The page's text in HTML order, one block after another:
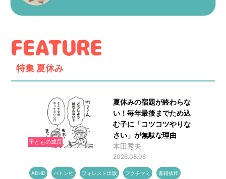
特集 夏休み
子どもの成長
夏休みの宿題が終わらな
い！毎年最後までため込
む子に「コツコツやりな
さい」が無駄な理由
本田秀夫
2026.08.06
ADHD バトン社 フォレスト出版 フクチマミ 書籍抜粋